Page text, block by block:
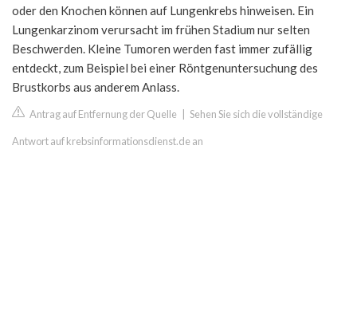
oder den Knochen können auf Lungenkrebs hinweisen. Ein
Lungenkarzinom verursacht im frühen Stadium nur selten
Beschwerden. Kleine Tumoren werden fast immer zufällig
entdeckt, zum Beispiel bei einer Röntgenuntersuchung des
Brustkorbs aus anderem Anlass.
Antrag auf Entfernung der Quelle Sehen Sie sich die vollständige
Antwort auf krebsinformationsdienst.de an